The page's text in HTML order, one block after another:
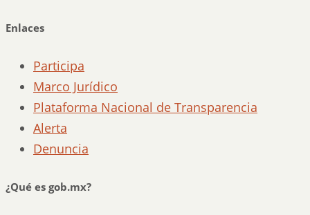
Enlaces
Participa
Marco Jurídico
Plataforma Nacional de Transparencia
Alerta
Denuncia
¿Qué es gob.mx?